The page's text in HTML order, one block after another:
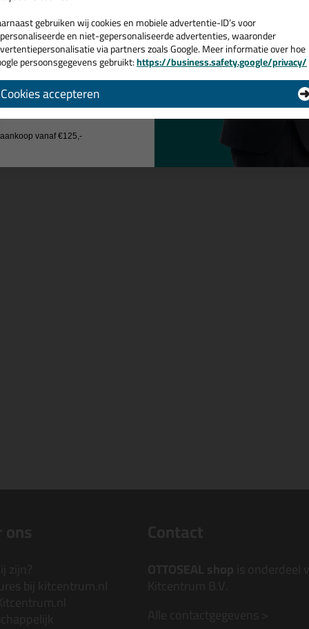
Op voorraad en op werkdagen besteld = morgen in huis.
je meer weten over de toepassing en kenmerken van dit product?
gebruiken wij cookies en mobiele advertentie-ID’s voor
en niet-gepersonaliseerde advertenties, waaronder
via partners zoals Google. Meer informatie over hoe
persoonsgegevens gebruikt:https://business.safety.google/privacy/
Cookies accepteren
de actiecode ›
geen cadeau
vanaf €125,-